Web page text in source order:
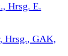
Hrsg. E.
Hrsg., GAK,